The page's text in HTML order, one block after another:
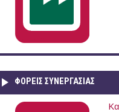
ΦΟΡΕΙΣ ΣΥΝΕΡΓΑΣΙΑΣ